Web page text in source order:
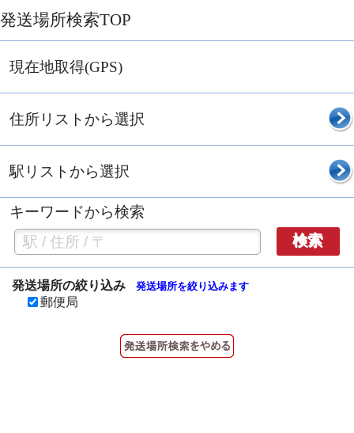
発送場所検索TOP
現在地取得(GPS)
住所リストから選択
駅リストから選択
キーワードから検索
検索
発送場所の絞り込み 発送場所を絞り込みます
郵便局